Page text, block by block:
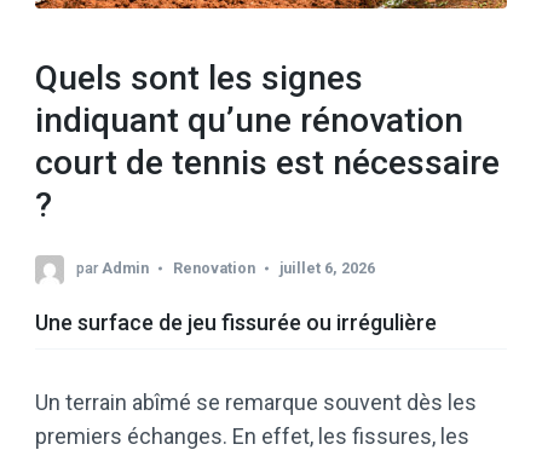
Quels sont les signes
indiquant qu’une rénovation
court de tennis est nécessaire
?
par Admin Renovation juillet 6, 2026
Une surface de jeu fissurée ou irrégulière
Un terrain abîmé se remarque souvent dès les
premiers échanges. En effet, les fissures, les